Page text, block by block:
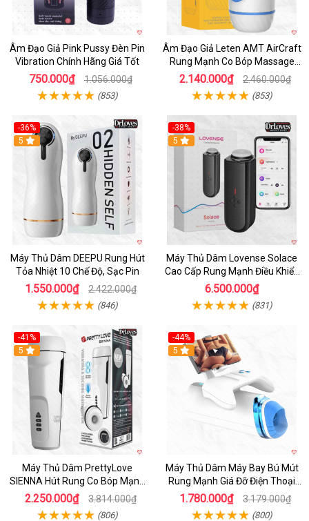
Âm Đạo Giả Pink Pussy Đèn Pin
Vibration Chính Hãng Giá Tốt
750.000₫ 1.056.000₫
(853)
Âm Đạo Giả Leten AMT AirCraft
Rung Mạnh Co Bóp Massage
Êm Ái
2.140.000₫ 2.460.000₫
(853)
-36%
Hot
5
Máy Thủ Dâm DEEPU Rung Hút
Tỏa Nhiệt 10 Chế Độ, Sạc Pin
1.550.000₫ 2.422.000₫
(846)
-38%
Hot
5
Máy Thủ Dâm Lovense Solace
Cao Cấp Rung Mạnh Điều Khiển
App
6.500.000₫
(831)
-41%
Hot
5
Máy Thủ Dâm PrettyLove
SIENNA Hút Rung Co Bóp Mạnh
Mẽ Nam
2.250.000₫ 3.814.000₫
(806)
-44%
Hot
5
Máy Thủ Dâm Máy Bay Bú Mút
Rung Mạnh Giá Đỡ Điện Thoại
Chính Hãng
1.780.000₫ 3.179.000₫
(800)